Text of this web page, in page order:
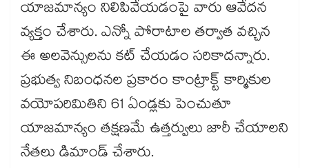
యాజమాన్యం నిలిపివేయడంపై వారు ఆవేదన
వ్యక్తం చేశారు. ఎన్నో పోరాటాల తర్వాత వచ్చిన
ఈ అలవెన్సులను కట్ చేయడం సరికాదన్నారు.
ప్రభుత్వ నిబంధనల ప్రకారం కాంట్రాక్ట్ కార్మికుల
వయోపరిమితిని 61 ఏండ్లకు పెంచుతూ
యాజమాన్యం తక్షణమే ఉత్తర్వులు జారీ చేయాలని
నేతలు డిమాండ్ చేశారు.